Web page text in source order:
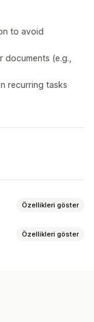
to avoid
documents (e.g.,
recurring tasks
Özellikleri göster
Özellikleri göster